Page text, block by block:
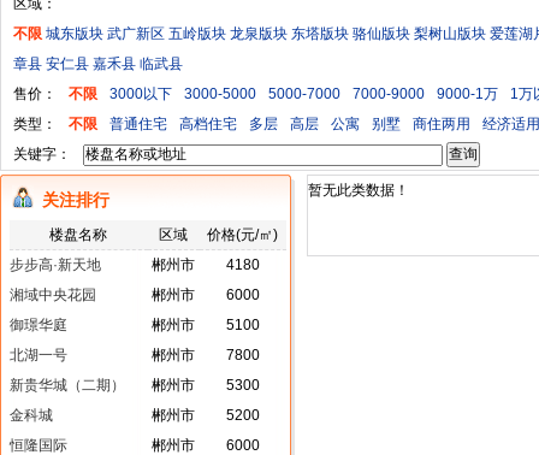
区域：
不限 城东版块 武广新区 五岭版块 龙泉版块 东塔版块 骆仙版块 梨树山版块 爱莲湖
章县 安仁县 嘉禾县 临武县
售价：
不限 3000以下 3000-5000 5000-7000 7000-9000 9000-1万
1万
类型：
不限 普通住宅 高档住宅 多层 高层 公寓 别墅 商住两用
经济适
关键字：
关注排行
楼盘名称 区域
价格(元/㎡)
步步高·新天地
郴州市
4180
湘域中央花园
郴州市
6000
御璟华庭
郴州市
5100
北湖一号
郴州市
7800
新贵华城（二期）
郴州市
5300
金科城
郴州市
5200
恒隆国际
郴州市
6000
暂无此类数据！